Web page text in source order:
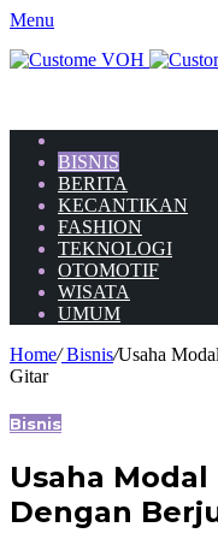
Menu
BISNIS
BERITA
KECANTIKAN
FASHION
TEKNOLOGI
OTOMOTIF
WISATA
UMUM
Home/Bisnis/Usaha
Gitar
Bisnis
Usaha
Dengan